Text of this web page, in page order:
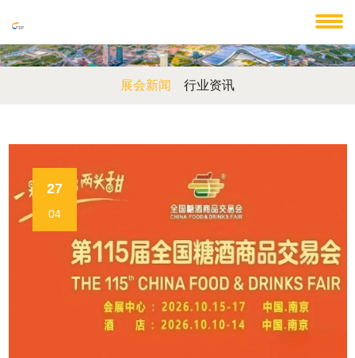
展会新闻 行业资讯
27
04